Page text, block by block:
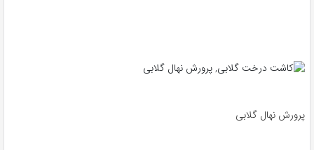
پرورش نهال گلابی